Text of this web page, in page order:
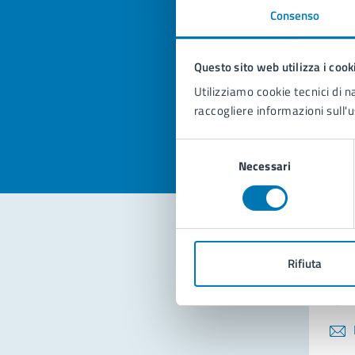
Consenso
Questo sito web utilizza i
Utilizziamo cookie tecnici di
raccogliere informazioni
Necessari
Rifiuta
Valuta